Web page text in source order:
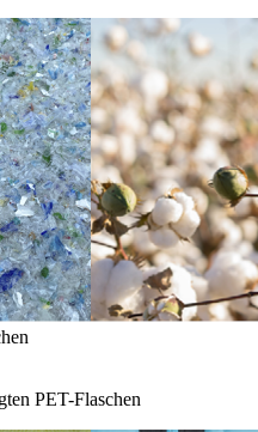
PET-Flaschen